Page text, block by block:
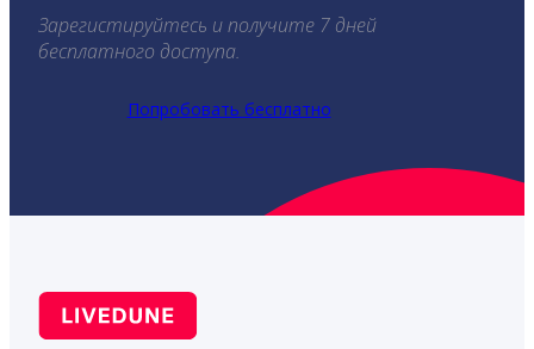
Зарегистируйтесь и получите 7 дней
бесплатного доступа.
Попробовать бесплатно